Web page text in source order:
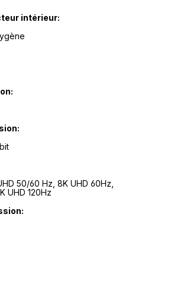
intérieur:
50/60 Hz, 8K UHD 60Hz,
UHD 120Hz